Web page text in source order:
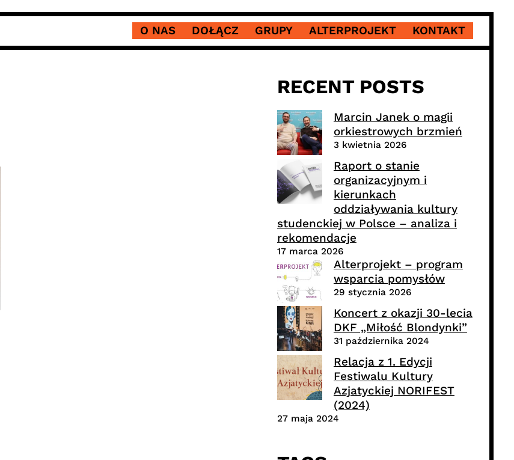
O NAS DOŁĄCZ GRUPY ALTERPROJEKT KONTAKT
RECENT POSTS
Marcin Janek o magii
orkiestrowych brzmień
3 kwietnia 2026
Raport o stanie
organizacyjnym i
kierunkach
oddziaływania kultury
studenckiej w Polsce – analiza i
rekomendacje
17 marca 2026
Alterprojekt – program
wsparcia pomysłów
29 stycznia 2026
Koncert z okazji 30-lecia
DKF „Miłość Blondynki”
31 października 2024
Relacja z 1. Edycji
Festiwalu Kultury
Azjatyckiej NORIFEST
(2024)
27 maja 2024